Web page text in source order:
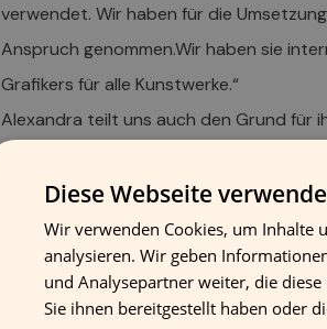
verwendet. Wir haben für die
Anspruch genommen.Wir haben sie
Grafikers für alle Kunstwerke.“
Alexandra teilt uns auch den Grund für
und keine Rückstände hinterlassen
und sehr negative Rückmeldungen von
verschiedenen Oberflächen
wieder repositionierbar. Außerdem
Diese Webseite
Wir verwenden Cookies, um Inhalte
analysieren. Wir geben
und Analysepartner weiter, die
Sie ihnen bereitgestellt haben oder